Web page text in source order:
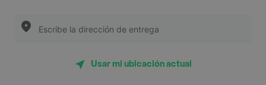
App Store Google play
Usar mi ubicación actual